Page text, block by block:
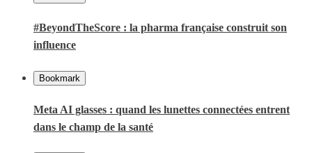
#BeyondTheScore : la pharma française construit son
influence
Bookmark
Meta AI glasses : quand les lunettes connectées entrent
dans le champ de la santé